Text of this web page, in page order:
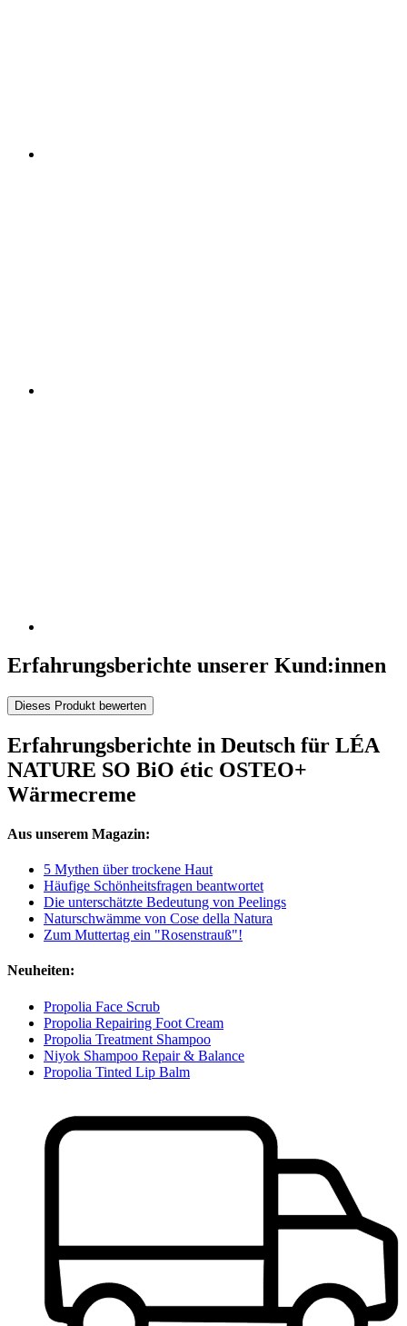
Erfahrungsberichte unserer Kund:innen
Dieses Produkt bewerten
Erfahrungsberichte in Deutsch für LÉA
NATURE SO BiO étic OSTEO+
Wärmecreme
Aus unserem Magazin:
5 Mythen über trockene Haut
Häufige Schönheitsfragen beantwortet
Die unterschätzte Bedeutung von Peelings
Naturschwämme von Cose della Natura
Zum Muttertag ein "Rosenstrauß"!
Neuheiten:
Propolia Face Scrub
Propolia Repairing Foot Cream
Propolia Treatment Shampoo
Niyok Shampoo Repair & Balance
Propolia Tinted Lip Balm